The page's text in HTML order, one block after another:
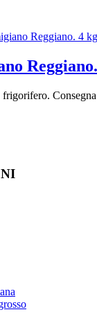
frigorifero.